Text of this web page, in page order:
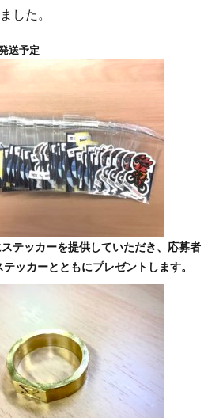
した。
送予定
テッカーを提供していただき、応募者
ッカーとともにプレゼントします。